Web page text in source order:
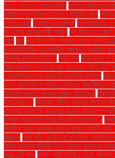
হবে ১ লাখ ৫৩ হাজার টাকা দেশের বিভিন্ন
দারিদ্র্যপ্রবণ বিভাগ হিসেবে পরিচিত ছিল
সৌদি আরব দোকানের ভবিষ্যৎ দৌলতদিয়ায়
মা হলেন অভিনেত্রী প্রসূন দ্য ইউএস
ধর্ষণ ধান ধান উপদেষ্টা শফিকুল আলম
(এনডিইউবি)-এর দ্বিতীয় সমাবর্তন অনুষ্ঠিত
মুজিবুর রহমানের ছবি। নতুন দল নতুন দলে গণ
আত্মপ্রকাশে নেতাদের বড় জমায়েত নিয়ে
হোয়াটসঅ্যাপের নতুন ফিচারগুলির উপহার নতুন
নতুন রাজনৈতিক শক্তির উদ্ভব: রাজনীতিতে
হাসিনার ভারতে থাকার মেয়াদ বাড়িয়েছে
হয়ে নিহত ২ নাইকো দুর্নীতি মামলায় খালেদা
ঐক্যের সভাপতি মাহমুদুর রহমান মান্না
চলমান আলোচনা নিয়ে মন্তব্য করেছেন।
নাটোরে আজ শুক্রবার দুপুরে জুমার নামাজ পড়ে
রাজ্জাক নাফ নদী থেকে ধরা পড়া চার জেলেকে
নায়ক মান্নার জীবনী নিয়ে সিনেমা বানানোর
যন্ত্র দুটি বন্ধ নিজে গাড়ি চালিয়ে মাকে